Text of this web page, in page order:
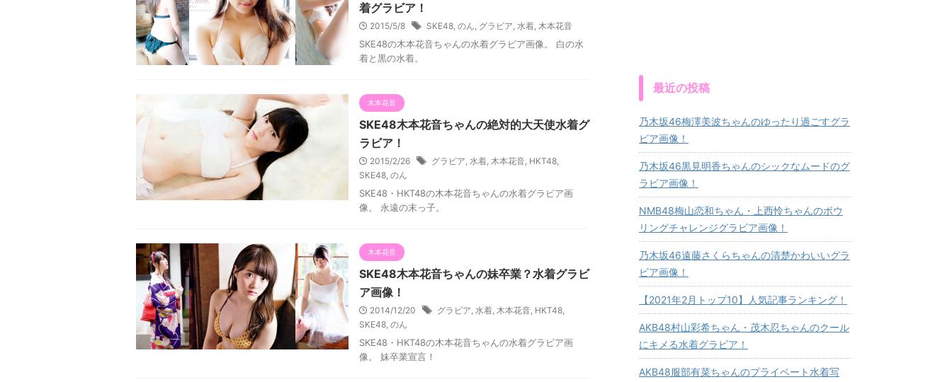
着グラビア！
2015/5/8 SKE48, のん, グラビア, 水着, 木本花音
SKE48の木本花音ちゃんの水着グラビア画像。 白の水
着と黒の水着。
木本花音
SKE48木本花音ちゃんの絶対的大天使水着グ
ラビア！
2015/2/26 グラビア, 水着, 木本花音, HKT48,
SKE48, のん
SKE48・HKT48の木本花音ちゃんの水着グラビア画
像。 永遠の末っ子。
木本花音
SKE48木本花音ちゃんの妹卒業？水着グラビ
ア画像！
2014/12/20 グラビア, 水着, 木本花音, HKT48,
SKE48, のん
SKE48・HKT48の木本花音ちゃんの水着グラビア画
像。 妹卒業宣言！
最近の投稿
乃木坂46梅澤美波ちゃんのゆったり過ごすグラ
ビア画像！
乃木坂46黒見明香ちゃんのシックなムードのグ
ラビア画像！
NMB48梅山恋和ちゃん・上西怜ちゃんのボウ
リングチャレンジグラビア画像！
乃木坂46遠藤さくらちゃんの清楚かわいいグラ
ビア画像！
【2021年2月トップ10】人気記事ランキング！
AKB48村山彩希ちゃん・茂木忍ちゃんのクール
にキメる水着グラビア！
AKB48服部有菜ちゃんのプライベート水着写